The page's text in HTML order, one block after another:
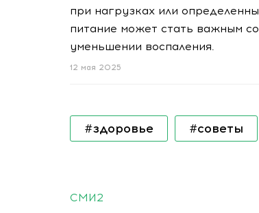
при нагрузках или
питание может стать важным
уменьшении воспаления.
12 мая 2025
#здоровье #советы
СМИ2